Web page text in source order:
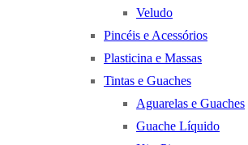
Veludo
Pincéis e Acessórios
Plasticina e Massas
Tintas e Guaches
Aguarelas e Guaches
Guache Líquido